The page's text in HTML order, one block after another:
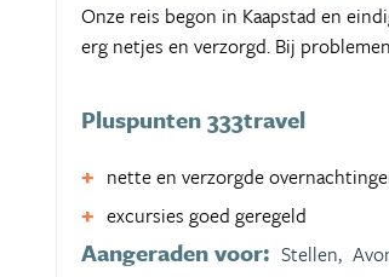
Onze reis begon in Kaapstad en
erg netjes en verzorgd. Bij
Pluspunten 333travel
nette en verzorgde
excursies goed geregeld
Aangeraden voor: Stellen,